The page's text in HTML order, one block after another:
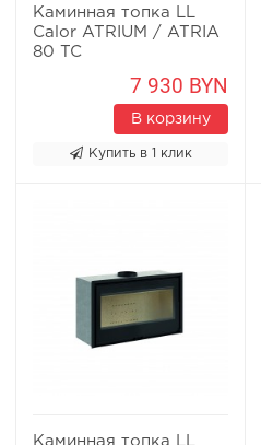
Каминная топка LL
Calor ATRIUM / ATRIA
80 TC
7 930 BYN
В корзину
Купить в 1 клик
Каминная топка LL